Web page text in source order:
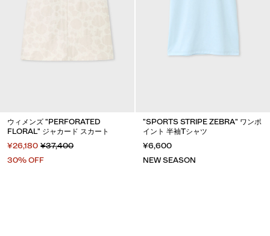
ウィメンズ "PERFORATED
FLORAL" ジャカード スカート
¥26,180 ¥37,400
30% OFF
"SPORTS STRIPE ZEBRA" ワンポ
イント 半袖Tシャツ
¥6,600
NEW SEASON